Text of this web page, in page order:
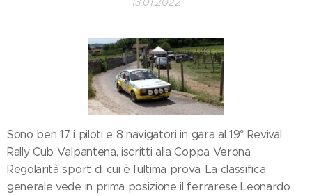
Sono ben 17 i piloti e 8 navigatori in gara al 19° Revival
Rally Cub Valpantena, iscritti alla Coppa Verona
Regolarità sport di cui è l'ultima prova. La classifica
generale vede in prima posizione il ferrarese Leonardo